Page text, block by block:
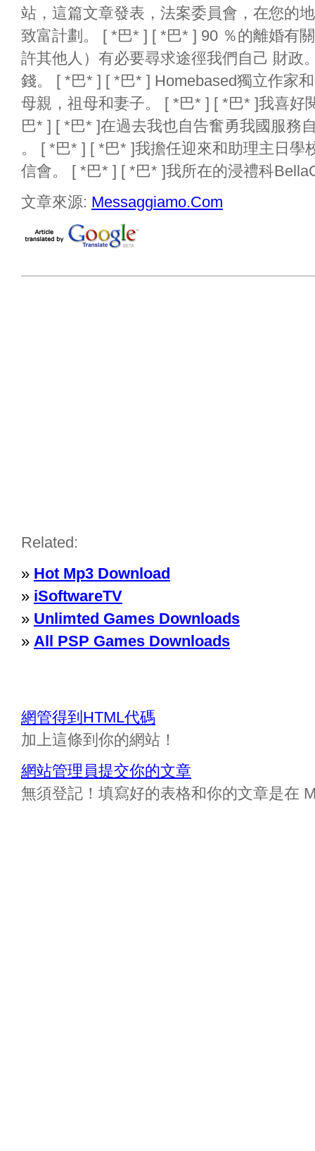
站，這篇文章發表，法案委員會，在您的
致富計劃。 [ *巴* ] [ *巴* ] 90 ％的離婚有
許其他人）有必要尋求途徑我們自己 財政
錢。 [ *巴* ] [ *巴* ] Homebased獨立作家
母親，祖母和妻子。 [ *巴* ] [ *巴* ]我喜好
巴* ] [ *巴* ]在過去我也自告奮勇我國服務
。 [ *巴* ] [ *巴* ]我擔任迎來和助理主日學
信會。 [ *巴* ] [ *巴* ]我所在的浸禮科
文章來源: Messaggiamo.Com
Related:
» Hot Mp3 Download
» iSoftwareTV
» Unlimted Games Downloads
» All PSP Games Downloads
網管得到HTML代碼
加上這條到你的網站！
網站管理員提交你的文章
無須登記！填寫好的表格和你的文章是在